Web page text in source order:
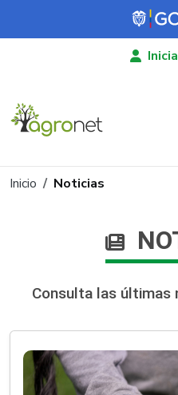
Pasar al contenido principal
Ruta de navegación
Inicio Noticias
Consulta las últimas